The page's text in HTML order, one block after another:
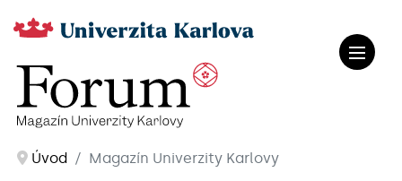
Úvod Magazín Univerzity Karlovy